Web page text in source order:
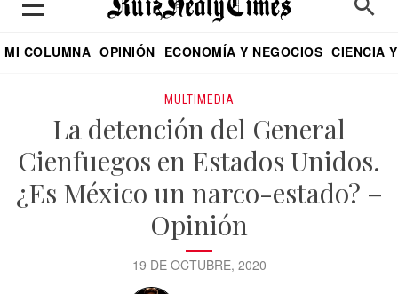
MI COLUMNA OPINIÓN ECONOMÍA Y NEGOCIOS CIENCIA
MULTIMEDIA
La detención del General
Cienfuegos en Estados Unidos.
¿Es México un narco-estado? –
Opinión
19 DE OCTUBRE, 2020